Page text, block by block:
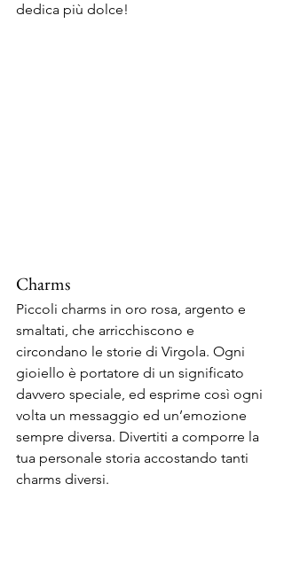
dedica più dolce!
Charms
Piccoli charms in oro rosa, argento e
smaltati, che arricchiscono e
circondano le storie di Virgola. Ogni
gioiello è portatore di un significato
davvero speciale, ed esprime così ogni
volta un messaggio ed un’emozione
sempre diversa. Divertiti a comporre la
tua personale storia accostando tanti
charms diversi.